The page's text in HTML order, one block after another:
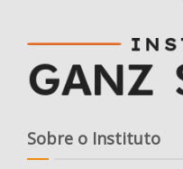
Sobre o Instituto